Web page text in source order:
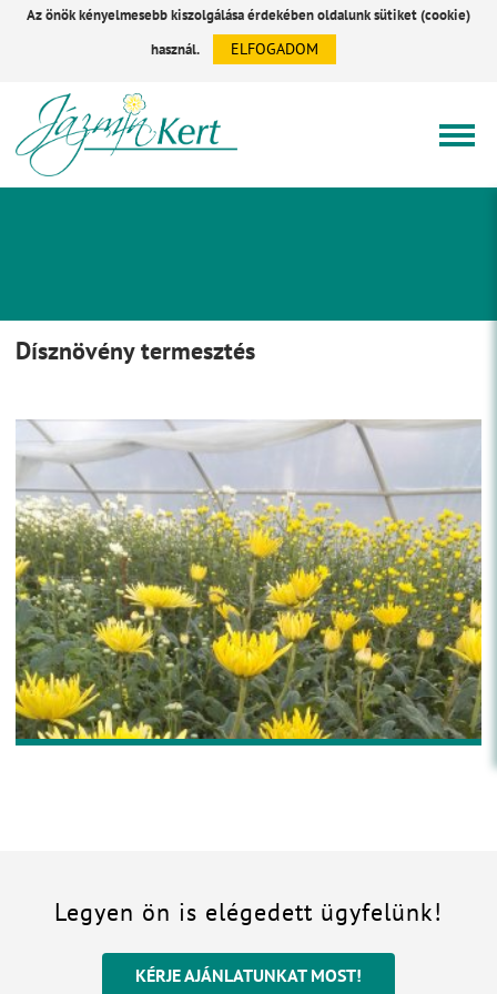
Az önök kényelmesebb kiszolgálása érdekében oldalunk sütiket (cookie)
használ.
ELFOGADOM
Dísznövény termesztés
Legyen ön is elégedett ügyfelünk!
KÉRJE AJÁNLATUNKAT MOST!